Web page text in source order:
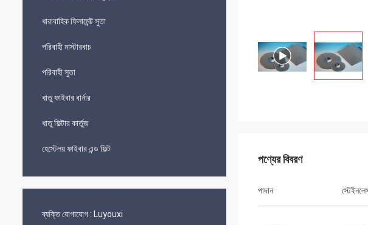
ধারাবাহিক ফিলামেন্ট সুতা
পরিবাহী মাস্টারবাচ
পরিবাহী সুতা
ধাতু ফাইবার বার্নার
ধাতু ফিল্টার কার্তুজ
হেস্টেলয় ফাইবার এন্ড ফিল্ট
ব্যক্তি যোগাযোগ : Luyouxi
পণ্যের বিবরণ
পাদান